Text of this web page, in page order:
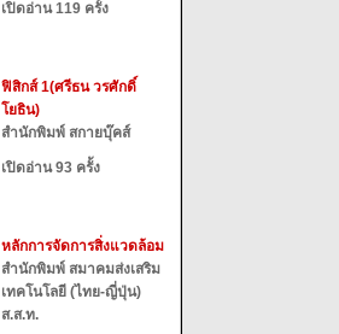
เปิดอ่าน 119 ครั้ง
ฟิสิกส์ 1(ศรีธน วรศักดิ์
โยธิน)
สำนักพิมพ์ สกายบุ๊คส์
เปิดอ่าน 93 ครั้ง
หลักการจัดการสิ่งแวดล้อม
สำนักพิมพ์ สมาคมส่งเสริม
เทคโนโลยี (ไทย-ญี่ปุ่น)
ส.ส.ท.